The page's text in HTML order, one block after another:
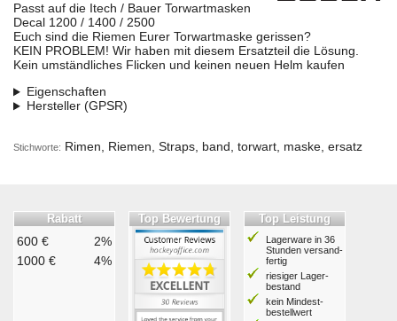
Passt auf die Itech / Bauer Torwartmasken
Decal 1200 / 1400 / 2500
Euch sind die Riemen Eurer Torwartmaske gerissen?
KEIN PROBLEM! Wir haben mit diesem Ersatzteil die Lösung.
Kein umständliches Flicken und keinen neuen Helm kaufen
Eigenschaften
Hersteller (GPSR)
Stichworte: Rimen, Riemen, Straps, band, torwart, maske, ersatz
Rabatt
600 €
2%
1000 €
4%
Top Bewertung Top Leistung
Lagerware in 36
Stunden ver­sand­
fertig
riesiger Lager­
bestand
kein Mindest­
bestell­wert